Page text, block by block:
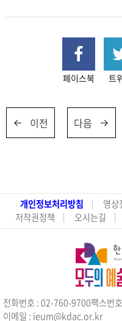
페이스북 트
이전 다음
개인정보처리방침 영상
저작권정책
오시는길
전화번호 : 02-760-9700팩스번
이메일 : ieum@kdac.or.kr